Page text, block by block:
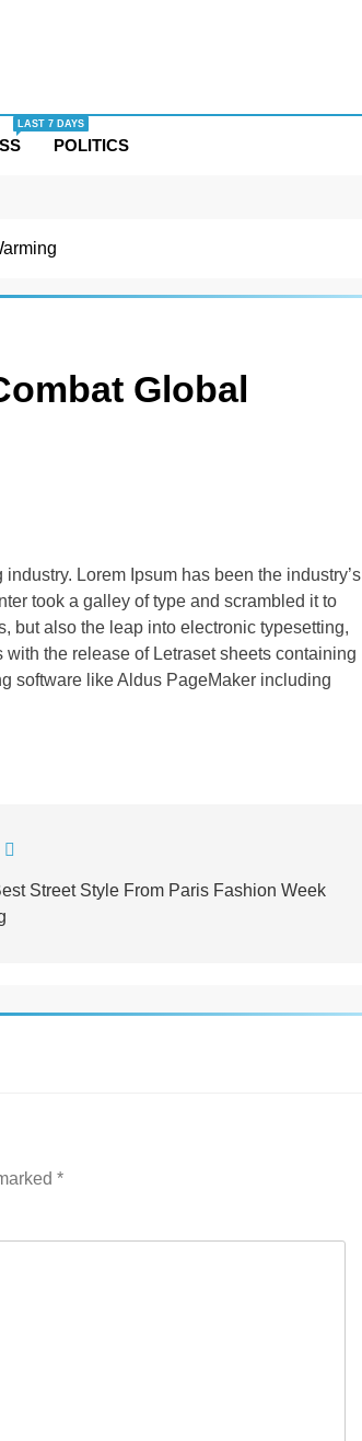
LAST 7 DAYS
POLITICS
Global
Lorem Ipsum has been the industry’s
took a galley of type and scrambled it to
but also the leap into electronic typesetting,
the release of Letraset sheets containing
software like Aldus PageMaker including
Street Style From Paris Fashion Week
*